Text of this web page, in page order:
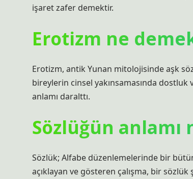
işaret zafer demektir.
Erotizm ne
Erotizm, antik Yunan mitolojisinde aşk
bireylerin cinsel yakınsamasında
anlamı daralttı.
Sözlüğün anlamı
Sözlük; Alfabe düzenlemelerinde bir
açıklayan ve gösteren çalışma, bir sözlük